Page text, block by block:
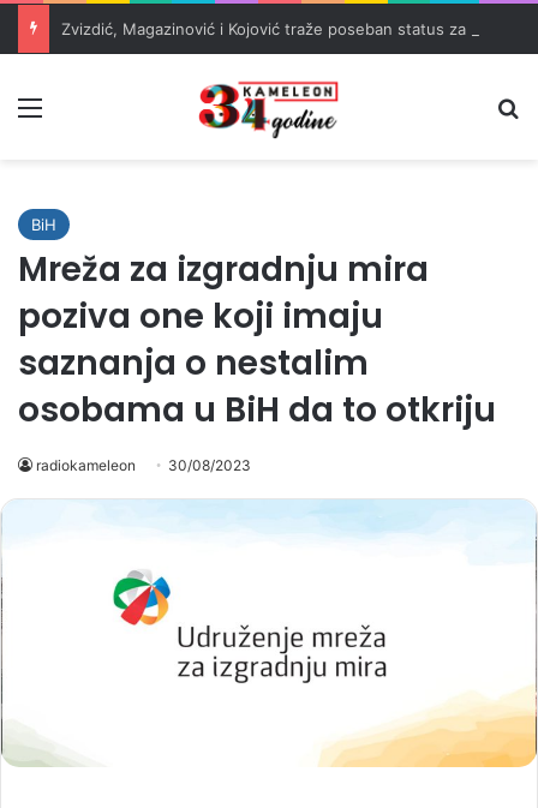
BiH
Mreža za izgradnju mira
poziva one koji imaju
saznanja o nestalim
osobama u BiH da to otkriju
radiokameleon 30/08/2023